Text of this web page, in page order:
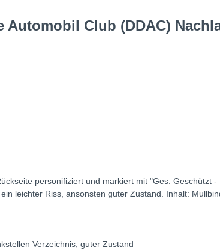
Club (DDAC)
personifiziert und markiert mit "Ges. Geschützt
leichter Riss, ansonsten guter Zustand. Inhalt:
Verzeichnis, guter Zustand